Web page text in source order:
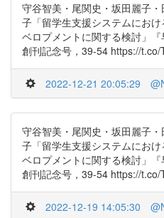
守谷智美・尾関史・坂田麗子
子「留学生支援システムにお
ベロプメントに関する検討」『
創刊記念号，39-54 https://
2022-12-21 20:05:29
守谷智美・尾関史・坂田麗子
子「留学生支援システムにお
ベロプメントに関する検討」『
創刊記念号，39-54 https://t.co/
2022-12-19 14:05:30